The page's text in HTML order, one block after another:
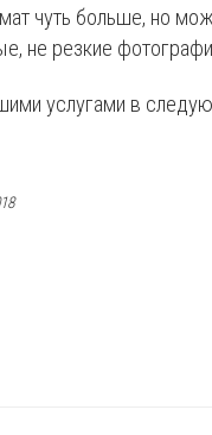
чуть больше, но
не резкие
услугами в